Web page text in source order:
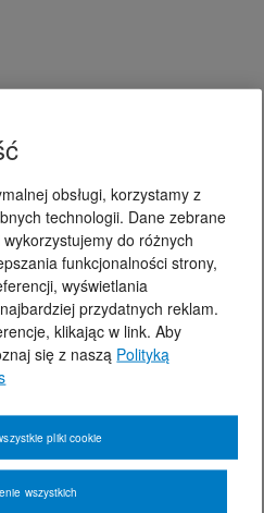
obsługi, korzystamy z
technologii. Dane zebrane
do różnych
funkcjonalności strony,
wyświetlania
przydatnych reklam.
klikając w link. Aby
się z naszą Polityką
wszystkich
pliki cookie